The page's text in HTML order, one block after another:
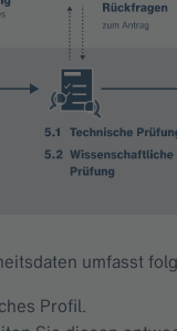
umfasst
Profil.